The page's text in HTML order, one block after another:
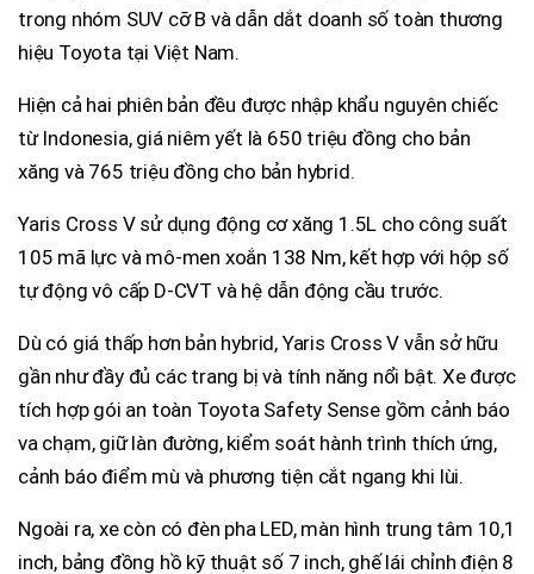
trong nhóm SUV cỡ B và dẫn dắt doanh số toàn thương
hiệu Toyota tại Việt Nam.
Hiện cả hai phiên bản đều được nhập khẩu nguyên chiếc
từ Indonesia, giá niêm yết là 650 triệu đồng cho bản
xăng và 765 triệu đồng cho bản hybrid.
Yaris Cross V sử dụng động cơ xăng 1.5L cho công suất
105 mã lực và mô-men xoắn 138 Nm, kết hợp với hộp số
tự động vô cấp D-CVT và hệ dẫn động cầu trước.
Dù có giá thấp hơn bản hybrid, Yaris Cross V vẫn sở hữu
gần như đầy đủ các trang bị và tính năng nổi bật. Xe được
tích hợp gói an toàn Toyota Safety Sense gồm cảnh báo
va chạm, giữ làn đường, kiểm soát hành trình thích ứng,
cảnh báo điểm mù và phương tiện cắt ngang khi lùi.
Ngoài ra, xe còn có đèn pha LED, màn hình trung tâm 10,1
inch, bảng đồng hồ kỹ thuật số 7 inch, ghế lái chỉnh điện 8